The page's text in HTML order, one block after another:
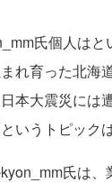
氏個人はと
れ育った北海
本大震災には
いうトピック
氏は、